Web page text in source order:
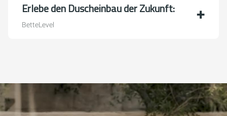
Erlebe den Duscheinbau der Zukunft:
BetteLevel